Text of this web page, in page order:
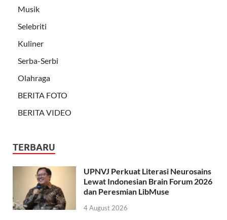
Musik
Selebriti
Kuliner
Serba-Serbi
Olahraga
BERITA FOTO
BERITA VIDEO
TERBARU
UPNVJ Perkuat Literasi Neurosains
Lewat Indonesian Brain Forum 2026
dan Peresmian LibMuse
4 August 2026